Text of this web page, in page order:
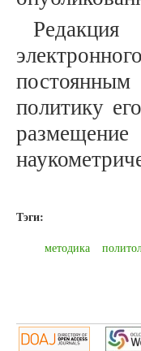
политику
Тэги:
методика